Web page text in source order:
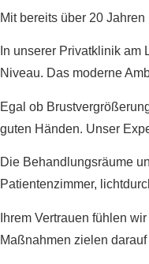
Mit bereits über 20
In unserer Privatklinik
Niveau. Das moderne
Egal ob
guten Händen. Unser
Die Behandlungsräume
Patientenzimmer,
Ihrem Vertrauen fühlen
Maßnahmen zielen